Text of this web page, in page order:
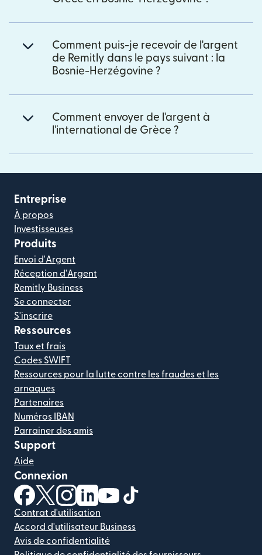
Comment puis-je recevoir de l'argent
de Remitly dans le pays suivant : la
Bosnie-Herzégovine ?
Comment envoyer de l'argent à
l'international de Grèce ?
Entreprise
À propos
Investisseuses
Produits
Envoi d'Argent
Réception d'Argent
Remitly Business
Se connecter
S'inscrire
Ressources
Taux et frais
Codes SWIFT
Ressources pour la lutte contre les fraudes et les
arnaques
Partenaires
Numéros IBAN
Parrainer des amis
Support
Aide
Connexion
(s'ouvre dans une nouvelle fenêtre)
(s'ouvre dans une nouvelle fenêtre)
(s'ouvre dans une nouvelle fenêtre)
(s'ouvre dans une nouvelle fenêtre)
(s'ouvre dans une nouvelle
Contrat d'utilisation
Accord d'utilisateur Business
Avis de confidentialité